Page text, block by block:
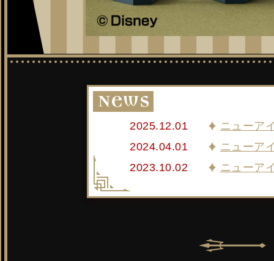
2025.12.01
ニューア
2024.04.01
ニューア
2023.10.02
ニューア
2023.03.01
ニューア